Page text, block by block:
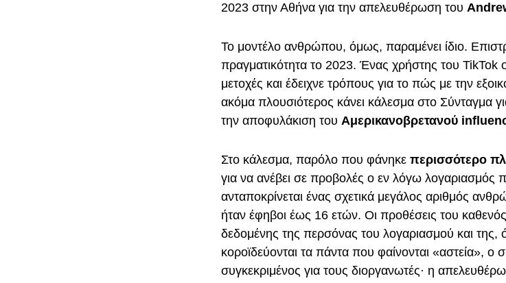
2023 στην Αθήνα για την απελευθέρωση του
Το μοντέλο ανθρώπου, όμως, παραμένει ίδιο.
πραγματικότητα το 2023. Ένας χρήστης του
μετοχές και έδειχνε τρόπους για το πώς με την
ακόμα πλουσιότερος κάνει κάλεσμα στο Σύνταγμα
την αποφυλάκιση του Αμερικανοβρετανού
Στο κάλεσμα, παρόλο που φάνηκε περισσότερο
για να ανέβει σε προβολές ο εν λόγω λογαριασμός
ανταποκρίνεται ένας σχετικά μεγάλος αριθμός
ήταν έφηβοι έως 16 ετών. Οι προθέσεις του
δεδομένης της περσόνας του λογαριασμού και
κοροϊδεύονται τα πάντα που φαίνονται «αστεία»,
συγκεκριμένος για τους διοργανωτές· η